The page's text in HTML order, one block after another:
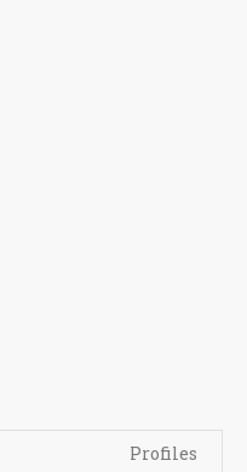
Profiles